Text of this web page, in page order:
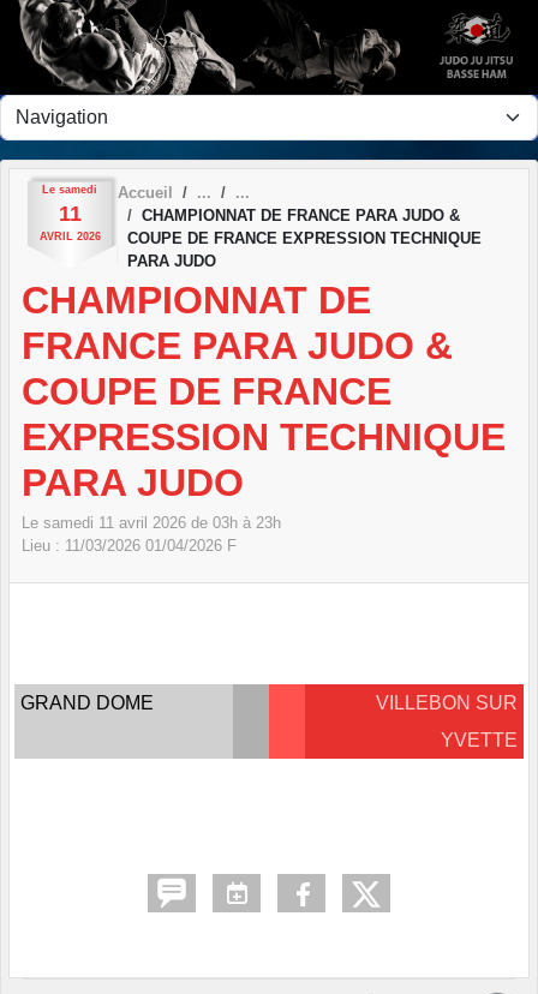
Le samedi
11
AVRIL 2026
Accueil
CHAMPIONNAT DE FRANCE PARA JUDO &
COUPE DE FRANCE EXPRESSION TECHNIQUE
PARA JUDO
CHAMPIONNAT DE
FRANCE PARA JUDO &
COUPE DE FRANCE
EXPRESSION TECHNIQUE
PARA JUDO
Le samedi 11 avril 2026 de 03h à 23h
Lieu : 11/03/2026 01/04/2026 F
GRAND DOME
VILLEBON SUR
YVETTE
Panneau de gestion des cookies